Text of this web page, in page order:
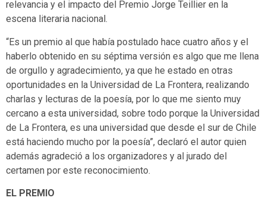
relevancia y el impacto del Premio Jorge Teillier en la
escena literaria nacional.
“Es un premio al que había postulado hace cuatro años y el
haberlo obtenido en su séptima versión es algo que me llena
de orgullo y agradecimiento, ya que he estado en otras
oportunidades en la Universidad de La Frontera, realizando
charlas y lecturas de la poesía, por lo que me siento muy
cercano a esta universidad, sobre todo porque la Universidad
de La Frontera, es una universidad que desde el sur de Chile
está haciendo mucho por la poesía”, declaró el autor quien
además agradeció a los organizadores y al jurado del
certamen por este reconocimiento.
EL PREMIO